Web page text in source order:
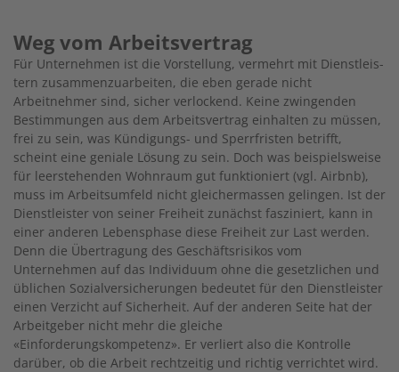
Weg vom Arbeitsvertrag
Für Unternehmen ist die Vorstellung, vermehrt mit Dienstleis­
tern zusammenzuarbeiten, die eben gerade nicht
Arbeitnehmer sind, sicher verlockend. Keine zwingenden
Bestimmungen aus dem Arbeitsvertrag einhalten zu müssen,
frei zu sein, was Kündigungs- und Sperrfristen betrifft,
scheint eine geniale Lösung zu sein. Doch was beispielsweise
für leerstehenden Wohnraum gut funktioniert (vgl. Airbnb),
muss im Arbeitsumfeld nicht gleichermassen gelingen. Ist der
Dienstleis­ter von seiner Freiheit zunächst fasziniert, kann in
einer anderen Lebensphase diese Freiheit zur Last werden.
Denn die Übertragung des Geschäftsrisikos vom
Unternehmen auf das Individuum ohne die gesetzlichen und
üblichen Sozialversicherungen bedeutet für den Dienstleister
einen Verzicht auf Sicherheit. Auf der anderen Seite hat der
Arbeitgeber nicht mehr die gleiche
«Einforderungskompetenz». Er verliert also die Kontrolle
darüber, ob die Arbeit rechtzeitig und richtig verrichtet wird.